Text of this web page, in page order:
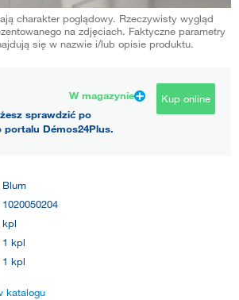
charakter poglądowy. Rzeczywisty wygląd
na zdjęciach. Faktyczne parametry
się w nazwie i/lub opisie produktu.
W magazynie
sprawdzić po
Démos24Plus.
Kup online
Blum
1020050204
kpl
1 kpl
1 kpl
katalogu